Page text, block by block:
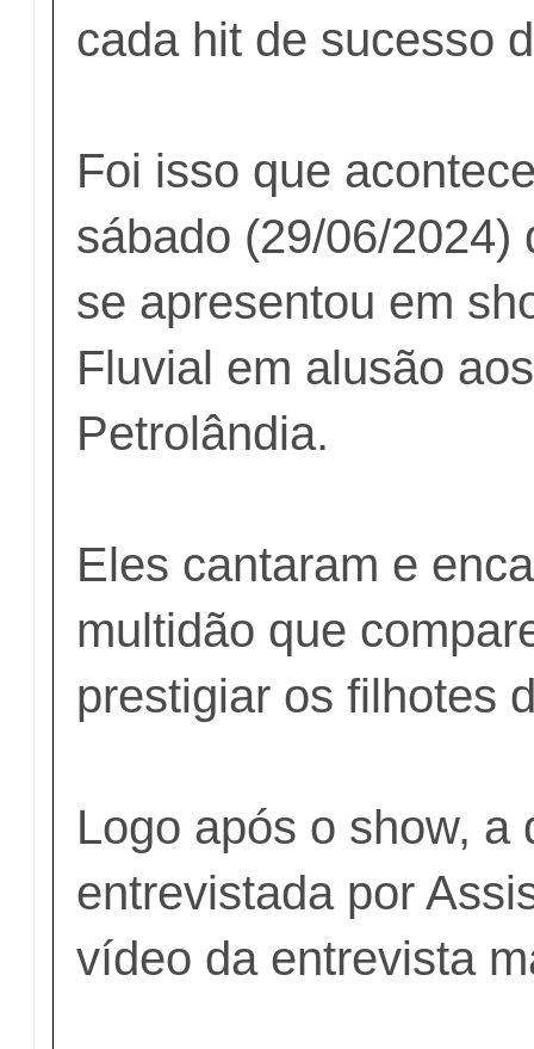
cada hit de sucesso
Foi isso que
sábado (29/06/2024)
se apresentou em
Fluvial em alusão
Petrolândia.
Eles cantaram e
multidão que
prestigiar os filhotes
Logo após o show, a
entrevistada por
vídeo da entrevista